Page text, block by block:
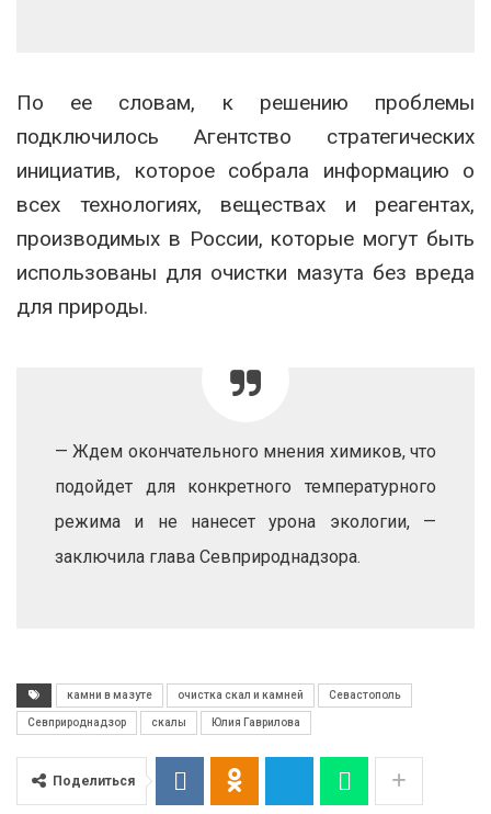
По ее словам, к решению проблемы
подключилось Агентство стратегических
инициатив, которое собрала информацию о
всех технологиях, веществах и реагентах,
производимых в России, которые могут быть
использованы для очистки мазута без вреда
для природы.
— Ждем окончательного мнения химиков, что
подойдет для конкретного температурного
режима и не нанесет урона экологии, —
заключила глава Севприроднадзора.
камни в мазуте очистка скал и камней Севастополь
Севприроднадзор скалы Юлия Гаврилова
Поделиться